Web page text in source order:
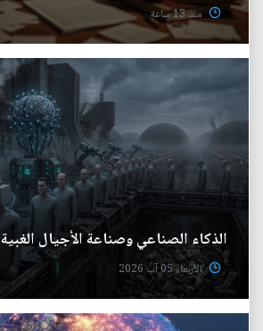
منذ 13 ساعة
الذكاء الصناعي وصناعة الأجيال الغبية
الأربعاء 05 آب 2026